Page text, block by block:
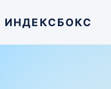
ИНДЕКСБОКС